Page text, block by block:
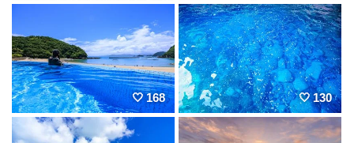
168 130